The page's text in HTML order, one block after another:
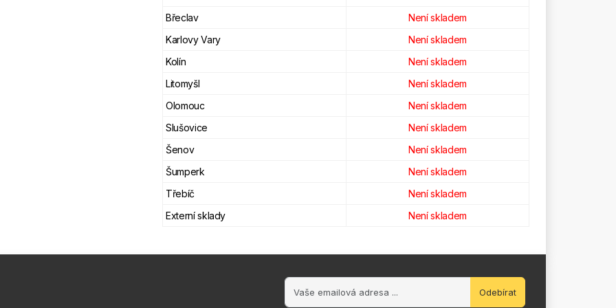
Břeclav
Není skladem
Karlovy Vary
Není skladem
Kolín
Není skladem
Litomyšl
Není skladem
Olomouc
Není skladem
Slušovice
Není skladem
Šenov
Není skladem
Šumperk
Není skladem
Třebíč
Není skladem
Externí sklady
Není skladem
Odebírat